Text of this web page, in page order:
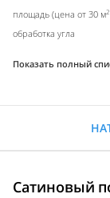
площадь (цена от 30 м2
обработка угла
Показать полный
Сатиновый